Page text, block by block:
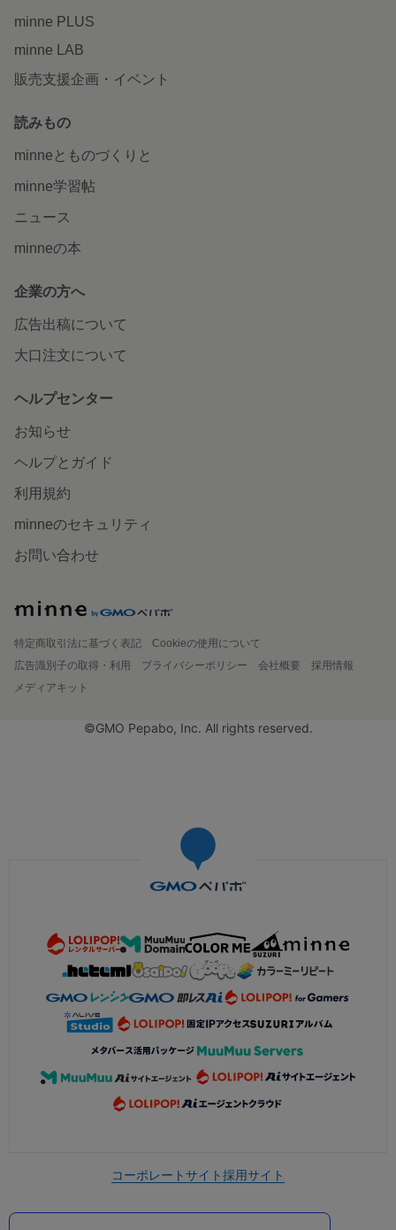
minne PLUS
minne LAB
販売支援企画・イベント
読みもの
minneとものづくりと
minne学習帖
ニュース
minneの本
企業の方へ
広告出稿について
大口注文について
ヘルプセンター
お知らせ
ヘルプとガイド
利用規約
minneのセキュリティ
お問い合わせ
特定商取引法に基づく表記
Cookieの使用について
広告識別子の取得・利用
プライバシーポリシー 会社概要
採用情報
メディアキット
©GMO Pepabo, Inc. All rights reserved.
コーポレートサイト採用サイト